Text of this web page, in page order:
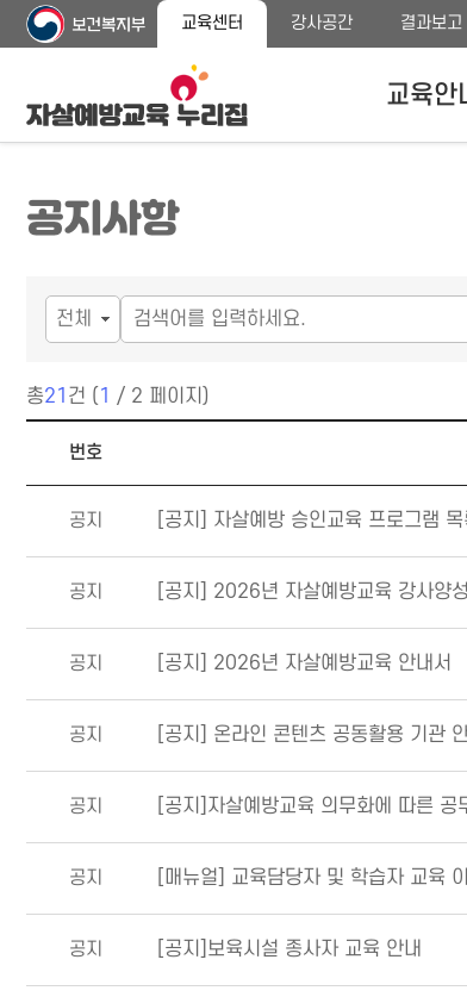
뉴
기
바
교육센터 강사공간 결과보고
교육안
프로그램
공지사항
총21 건 ( 1 / 2 페이지)
번호
공지 [공지] 자살예방 승인교육 프로그램
공지 [공지] 2026년 자살예방교육 강사양
공지 [공지] 2026년 자살예방교육 안내서
공지 [공지] 온라인 콘텐츠 공동활용 기관
공지 [공지]자살예방교육 의무화에 따른 공
공지 [매뉴얼] 교육담당자 및 학습자 교육
공지 [공지]보육시설 종사자 교육 안내